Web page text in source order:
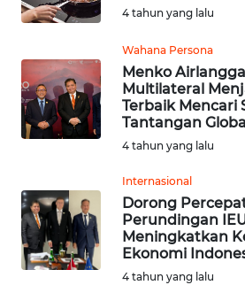
4 tahun yang lalu
Wahana Persona
Menko
Multilateral
Terbaik Mencari
Tantangan Global
4 tahun yang lalu
Internasional
Dorong
Perundingan
Meningkatkan
Ekonomi
4 tahun yang lalu
KEPULAUAN
SERIBU
WN
TANGERANG
WN
WN
CIREBON
WN